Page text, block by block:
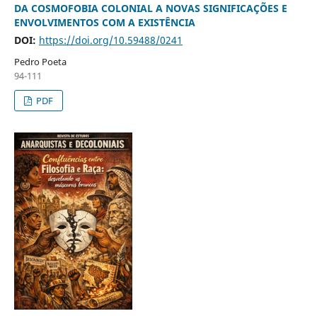
DA COSMOFOBIA COLONIAL A NOVAS SIGNIFICAÇÕES E
ENVOLVIMENTOS COM A EXISTÊNCIA
DOI: https://doi.org/10.59488/0241
Pedro Poeta
94-111
PDF